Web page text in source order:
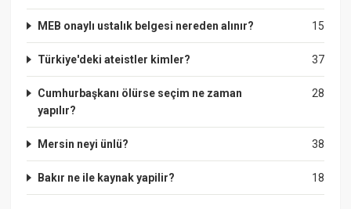
15
MEB onaylı ustalık belgesi nereden alınır?
37
Türkiye'deki ateistler kimler?
28
Cumhurbaşkanı ölürse seçim ne zaman
yapılır?
38
Mersin neyi ünlü?
18
Bakır ne ile kaynak yapilir?